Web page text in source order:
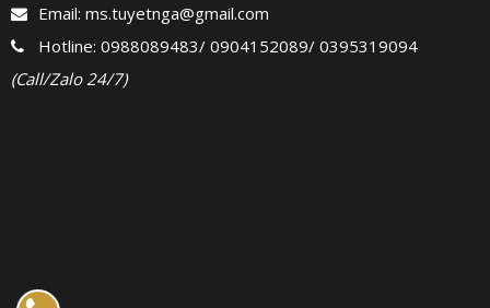
Email: ms.tuyetnga@gmail.com
Hotline: 0988089483/ 0904152089/ 0395319094
(Call/Zalo 24/7)